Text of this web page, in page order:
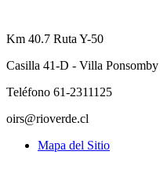
Km 40.7 Ruta Y-50
Casilla 41-D - Villa Ponsomby
Teléfono 61-2311125
oirs@rioverde.cl
Mapa del Sitio